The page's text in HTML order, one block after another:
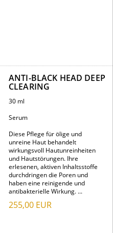
ANTI-BLACK HEAD DEEP
CLEARING
30 ml
Serum
Diese Pflege für ölige und
unreine Haut behandelt
wirkungsvoll Hautunreinheiten
und Hautstörungen. Ihre
erlesenen, aktiven Inhaltsstoffe
durchdringen die Poren und
haben eine reinigende und
antibakterielle Wirkung. ...
255,00 EUR